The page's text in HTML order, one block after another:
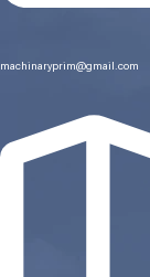
machinaryprim@gmail.com